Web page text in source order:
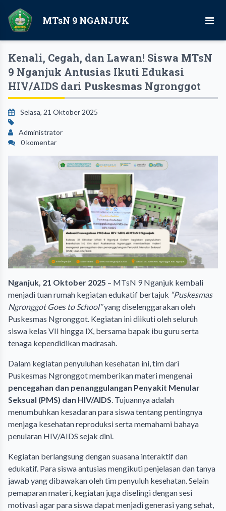
MTsN 9 NGANJUK
Kenali, Cegah, dan Lawan! Siswa MTsN
9 Nganjuk Antusias Ikuti Edukasi
HIV/AIDS dari Puskesmas Ngronggot
Selasa, 21 Oktober 2025
Administrator
0 komentar
Nganjuk, 21 Oktober 2025 – MTsN 9 Nganjuk kembali
menjadi tuan rumah kegiatan edukatif bertajuk “Puskesmas
Ngronggot Goes to School”yang diselenggarakan oleh
Puskesmas Ngronggot. Kegiatan ini diikuti oleh seluruh
siswa kelas VII hingga IX, bersama bapak ibu guru serta
tenaga kependidikan madrasah.
Dalam kegiatan penyuluhan kesehatan ini, tim dari
Puskesmas Ngronggot memberikan materi mengenai
pencegahan dan penanggulangan Penyakit Menular
Seksual (PMS) dan HIV/AIDS. Tujuannya adalah
menumbuhkan kesadaran para siswa tentang pentingnya
menjaga kesehatan reproduksi serta memahami bahaya
penularan HIV/AIDS sejak dini.
Kegiatan berlangsung dengan suasana interaktif dan
edukatif. Para siswa antusias mengikuti penjelasan dan tanya
jawab yang dibawakan oleh tim penyuluh kesehatan. Selain
pemaparan materi, kegiatan juga diselingi dengan sesi
motivasi agar para siswa dapat menjadi generasi yang sehat,